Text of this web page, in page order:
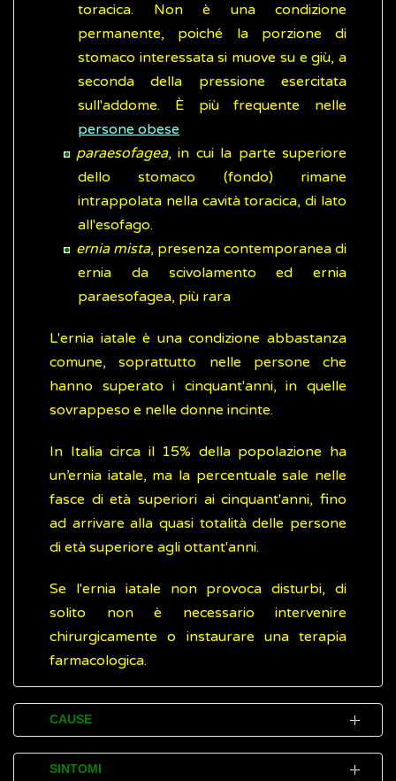
toracica. Non è una condizione
permanente, poiché la porzione di
stomaco interessata si muove su e giù, a
seconda della pressione esercitata
sull'addome. È più frequente nelle
persone obese
paraesofagea, in cui la parte superiore
dello stomaco (fondo) rimane
intrappolata nella cavità toracica, di lato
all'esofago.
ernia mista, presenza contemporanea di
ernia da scivolamento ed ernia
paraesofagea, più rara
L'ernia iatale è una condizione abbastanza
comune, soprattutto nelle persone che
hanno superato i cinquant'anni, in quelle
sovrappeso e nelle donne incinte.
In Italia circa il 15% della popolazione ha
un’ernia iatale, ma la percentuale sale nelle
fasce di età superiori ai cinquant'anni, fino
ad arrivare alla quasi totalità delle persone
di età superiore agli ottant'anni.
Se l'ernia iatale non provoca disturbi, di
solito non è necessario intervenire
chirurgicamente o instaurare una terapia
farmacologica.
CAUSE
Le cause dell'ernia iatale non sono chiare. Si
SINTOMI